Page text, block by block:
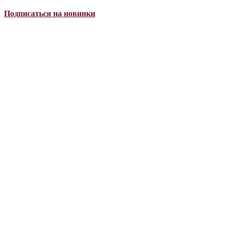
Подписаться на новинки